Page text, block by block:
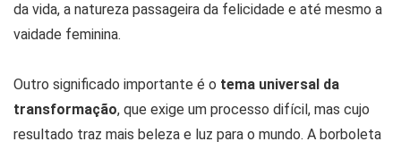
da vida, a natureza passageira da felicidade e até mesmo a
vaidade feminina.
Outro significado importante é o tema universal da
transformação, que exige um processo difícil, mas cujo
resultado traz mais beleza e luz para o mundo. A borboleta